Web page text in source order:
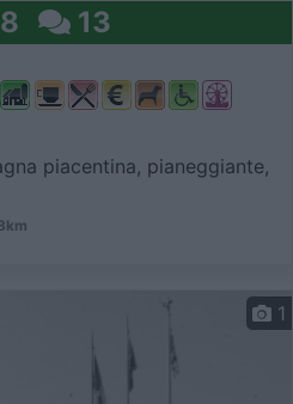
13
piacentina, pianeggiante,
1